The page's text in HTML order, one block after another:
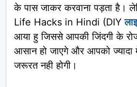
के पास जाकर करवाना पड़ता है।
Life Hacks in Hindi (DIY
आया हु जिससे आपकी जिंदगी के
आसान हो जाएगे और आपको ज्यादा
जरूरत नही होगी।